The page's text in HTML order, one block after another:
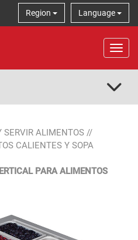
Language
Region
SERVIR ALIMENTOS //
CALIENTES Y SOPA
PARA ALIMENTOS